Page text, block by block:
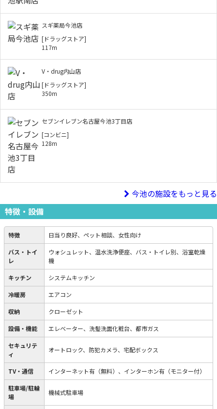
スギ薬局今池店
[ドラッグストア]
117m
V・drug内山店
[ドラッグストア]
350m
セブンイレブン名古屋今池3丁目店
[コンビニ]
128m
今池の施設をもっと見る
特徴・設備
特徴 日当り良好、ペット相談、女性向け
バス・トイ
レ
ウォシュレット、温水洗浄便座、バス・トイレ別、浴室乾燥
機
キッチン システムキッチン
冷暖房 エアコン
収納 クローゼット
設備・機能 エレベーター、洗髪洗面化粧台、都市ガス
セキュリテ
ィ
オートロック、防犯カメラ、宅配ボックス
TV・通信 インターネット有（無料）、インターホン有（モニター付）
駐車場/駐輪
場
機械式駐車場